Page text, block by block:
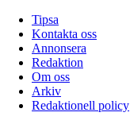
Tipsa
Kontakta oss
Annonsera
Redaktion
Om oss
Arkiv
Redaktionell policy